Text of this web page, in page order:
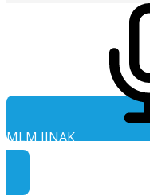
MLM JINAK
Audio ke stažení